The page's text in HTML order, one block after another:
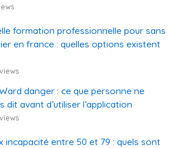
formation professionnelle pour sans
en france : quelles options existent
danger : ce que personne ne
dit avant d’utiliser l’application
incapacité entre 50 et 79 : quels sont